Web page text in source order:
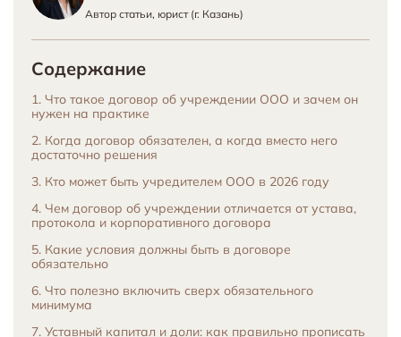
Автор статьи, юрист (г. Казань)
Содержание
1. Что такое договор об учреждении ООО и зачем он
нужен на практике
2. Когда договор обязателен, а когда вместо него
достаточно решения
3. Кто может быть учредителем ООО в 2026 году
4. Чем договор об учреждении отличается от устава,
протокола и корпоративного договора
5. Какие условия должны быть в договоре
обязательно
6. Что полезно включить сверх обязательного
минимума
7. Уставный капитал и доли: как правильно прописать